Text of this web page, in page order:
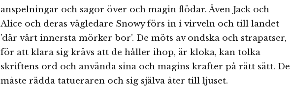
anspelningar och sagor över och magin flödar. Även Jack och
Alice och deras vägledare Snowy förs in i virveln och till landet
’där vårt innersta mörker bor’. De möts av ondska och strapatser,
för att klara sig krävs att de håller ihop, är kloka, kan tolka
skriftens ord och använda sina och magins krafter på rätt sätt. De
måste rädda tatueraren och sig själva åter till ljuset.